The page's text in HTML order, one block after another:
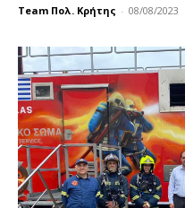
Team Πολ. Κρήτης - 08/08/2023